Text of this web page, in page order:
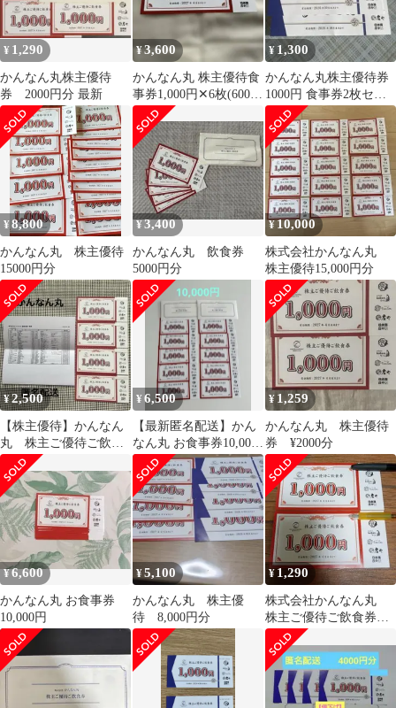
¥ 1,290
かんなん丸株主優待
券 2000円分 最新
¥3,600
かんなん丸 株主優待食
事券1,000円✕6枚(6000
円分)
¥ 1,300
かんなん丸株主優待券
1000円 食事券2枚セッ
ト
¥8,800
かんなん丸 株主優待
15000円分
¥3,400
かんなん丸 飲食券
5000円分
¥10,000
株式会社かんなん丸
株主優待15,000円分
¥2,500
【株主優待】かんなん
丸 株主ご優待ご飲食
券 ４０００円分 じ
んべい太郎 庄や等
¥6,500
【最新匿名配送】かん
なん丸 お食事券10,000
円分
¥ 1,259
かんなん丸 株主優待
券 ¥2000分
¥6,600
かんなん丸 お食事券
10,000円
¥5,100
かんなん丸 株主優
待 8,000円分
¥1,290
株式会社かんなん丸
株主ご優待ご飲食券
2,000円分